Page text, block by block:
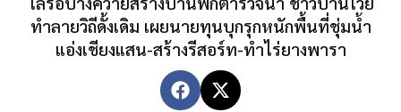
ทำลายวิถีดั้งเดิม เผยนายทุนบุกรุกหนักพื้นที่ชุ่มน้ำ
แอ่งเชียงแสน-สร้างรีสอร์ท-ทำไร่ยางพารา